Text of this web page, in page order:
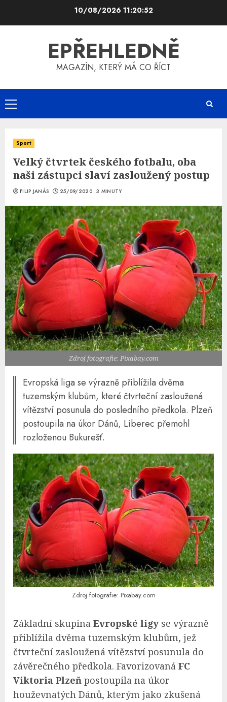
10/08/2026 11:20:52
EPŘEHLEDNĚ
MAGAZÍN, KTERÝ MÁ CO ŘÍCT
Primary
Menu
Sport
Velký čtvrtek českého fotbalu, oba
naši zástupci slaví zasloužený postup
FILIP JANÁS 25/09/2020 3 MINUTY
Zdroj fotografie: Pixabay.com
Evropská liga se výrazně přiblížila dvěma
tuzemským klubům, které čtvrteční zasloužená
vítězství posunula do posledního předkola. Plzeň
postoupila na úkor Dánů, Liberec přemohl
rozloženou Bukurešť.
Zdroj fotografie: Pixabay.com
Základní skupina Evropské ligy se výrazně
přiblížila dvěma tuzemským klubům, jež
čtvrteční zasloužená vítězství posunula do
závěrečného předkola. Favorizovaná FC
Viktoria Plzeň postoupila na úkor
houževnatých Dánů, kterým jako zkušená